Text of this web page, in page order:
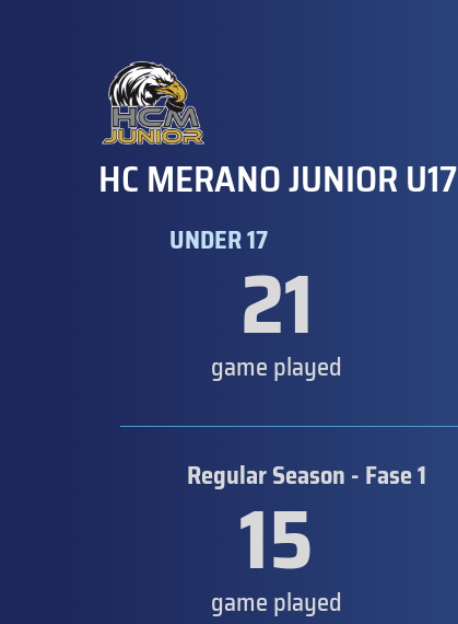
HC MERANO JUNIOR U17
UNDER 1721
game played
Regular Season - Fase 1
15
game played